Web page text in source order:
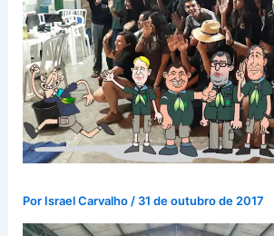
Por Israel Carvalho / 31 de outubro de 2017